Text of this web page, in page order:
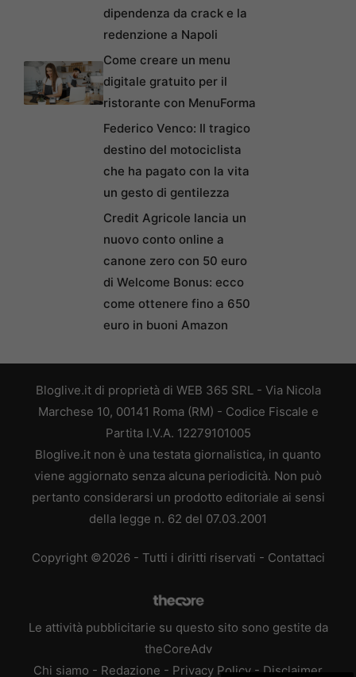
dipendenza da crack e la
redenzione a Napoli
Come creare un menu
digitale gratuito per il
ristorante con MenuForma
Federico Venco: Il tragico
destino del motociclista
che ha pagato con la vita
un gesto di gentilezza
Credit Agricole lancia un
nuovo conto online a
canone zero con 50 euro
di Welcome Bonus: ecco
come ottenere fino a 650
euro in buoni Amazon
Bloglive.it di proprietà di WEB 365 SRL - Via Nicola
Marchese 10, 00141 Roma (RM) - Codice Fiscale e
Partita I.V.A. 12279101005
Bloglive.it non è una testata giornalistica, in quanto
viene aggiornato senza alcuna periodicità. Non può
pertanto considerarsi un prodotto editoriale ai sensi
della legge n. 62 del 07.03.2001
Copyright ©2026 - Tutti i diritti riservati - Contattaci
Le attività pubblicitarie su questo sito sono gestite da
theCoreAdv
Chi siamo - Redazione - Privacy Policy - Disclaimer